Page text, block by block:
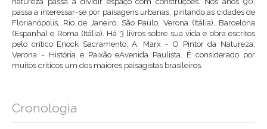
passa a interessar-se por paisagens urbanas, pintando as cidades de
Florianópolis, Rio de Janeiro, São Paulo, Verona (Itália), Barcelona
(Espanha) e Roma (Itália). Há 3 livros sobre sua vida e obra escritos
pelo crítico Enock Sacramento: A. Marx - O Pintor da Natureza,
Verona - História e Paixão eAvenida Paulista. É considerado por
muitos críticos um dos maiores paisagistas brasileiros.
Cronologia